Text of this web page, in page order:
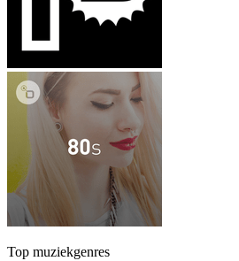
Top muziekgenres